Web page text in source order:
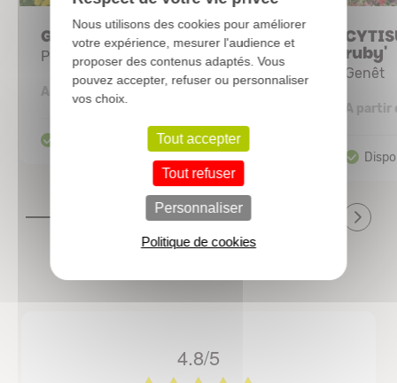
GENISTA hispanica
Petit genêt d'Espagne
A partir de 4,58 €
ruby'
Genêt
A partir
4.8/5
Nous utilisons des cookies pour améliorer
votre expérience, mesurer l'audience et
proposer des contenus adaptés. Vous
pouvez accepter, refuser ou personnaliser
vos choix.
Tout accepter
Tout refuser
Personnaliser
Politique de cookies